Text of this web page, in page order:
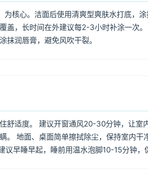
核心。洁面后使用清爽型爽肤水打底，
盖，长时间在外建议每2-3小时补涂一次
抹润唇膏，避免风吹干裂。
舒适度。 建议开窗通风20-30分钟，让室
。 地面、桌面简单擦拭除尘，保持室内干
早睡早起，睡前用温水泡脚10-15分钟，